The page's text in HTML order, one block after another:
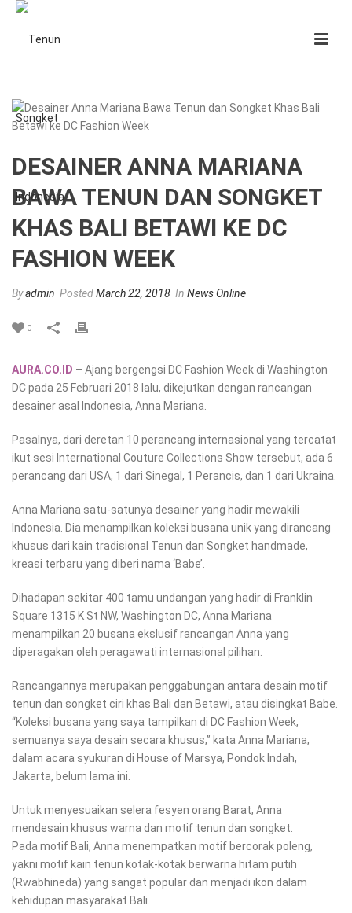
DESAINER ANNA MARIANA
BAWA TENUN DAN SONGKET
KHAS BALI BETAWI KE DC
FASHION WEEK
Byadmin PostedMarch 22, 2018 In News Online
0
AURA.CO.ID – Ajang bergengsi DC Fashion Week di Washington
DC pada 25 Februari 2018 lalu, dikejutkan dengan rancangan
desainer asal Indonesia, Anna Mariana.
Pasalnya, dari deretan 10 perancang internasional yang tercatat
ikut sesi International Couture Collections Show tersebut, ada 6
perancang dari USA, 1 dari Sinegal, 1 Perancis, dan 1 dari Ukraina.
Anna Mariana satu-satunya desainer yang hadir mewakili
Indonesia. Dia menampilkan koleksi busana unik yang dirancang
khusus dari kain tradisional Tenun dan Songket handmade,
kreasi terbaru yang diberi nama ‘Babe’.
Dihadapan sekitar 400 tamu undangan yang hadir di Franklin
Square 1315 K St NW, Washington DC, Anna Mariana
menampilkan 20 busana ekslusif rancangan Anna yang
diperagakan oleh peragawati internasional pilihan.
Rancangannya merupakan penggabungan antara desain motif
tenun dan songket ciri khas Bali dan Betawi, atau disingkat Babe.
“Koleksi busana yang saya tampilkan di DC Fashion Week,
semuanya saya desain secara khusus,” kata Anna Mariana,
dalam acara syukuran di House of Marsya, Pondok Indah,
Jakarta, belum lama ini.
Untuk menyesuaikan selera fesyen orang Barat, Anna
mendesain khusus warna dan motif tenun dan songket.
Pada motif Bali, Anna menempatkan motif bercorak poleng,
yakni motif kain tenun kotak-kotak berwarna hitam putih
(Rwabhineda) yang sangat popular dan menjadi ikon dalam
kehidupan masyarakat Bali.